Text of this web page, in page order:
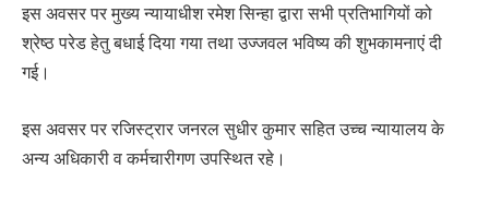
इस अवसर पर मुख्य न्यायाधीश रमेश सिन्हा द्वारा सभी प्रतिभागियों को
श्रेष्ठ परेड हेतु बधाई दिया गया तथा उज्जवल भविष्य की शुभकामनाएं दी
गई।
इस अवसर पर रजिस्ट्रार जनरल सुधीर कुमार सहित उच्च न्यायालय के
अन्य अधिकारी व कर्मचारीगण उपस्थित रहे।